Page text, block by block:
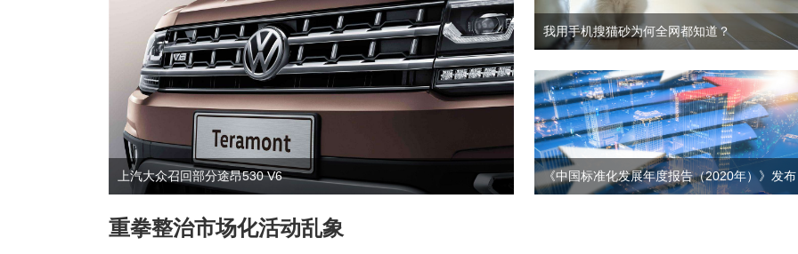
上汽大众召回部分途昂530 V6
我用手机搜猫砂为何全网都知道？
《中国标准化发展年度报告（2020年）》发布
重拳整治市场化活动乱象